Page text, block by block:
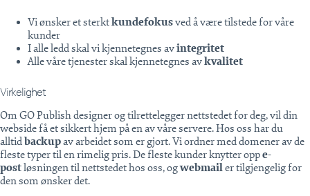
Vi ønsker et sterktkundefokusved å være tilstede for våre
kunder
I alle ledd skal vi kjennetegnes avintegritet
Alle våre tjenester skal kjennetegnes avkvalitet
Virkelighet
Om GO Publish designer og tilrettelegger nettstedet for deg, vil din
webside få et sikkert hjem på en av våre servere. Hos oss har du
alltidbackupav arbeidet som er gjort. Vi ordner med domener av de
fleste typer til en rimelig pris. De fleste kunder knytter oppe-
postløsningen til nettstedet hos oss, ogwebmailer tilgjengelig for
den som ønsker det.